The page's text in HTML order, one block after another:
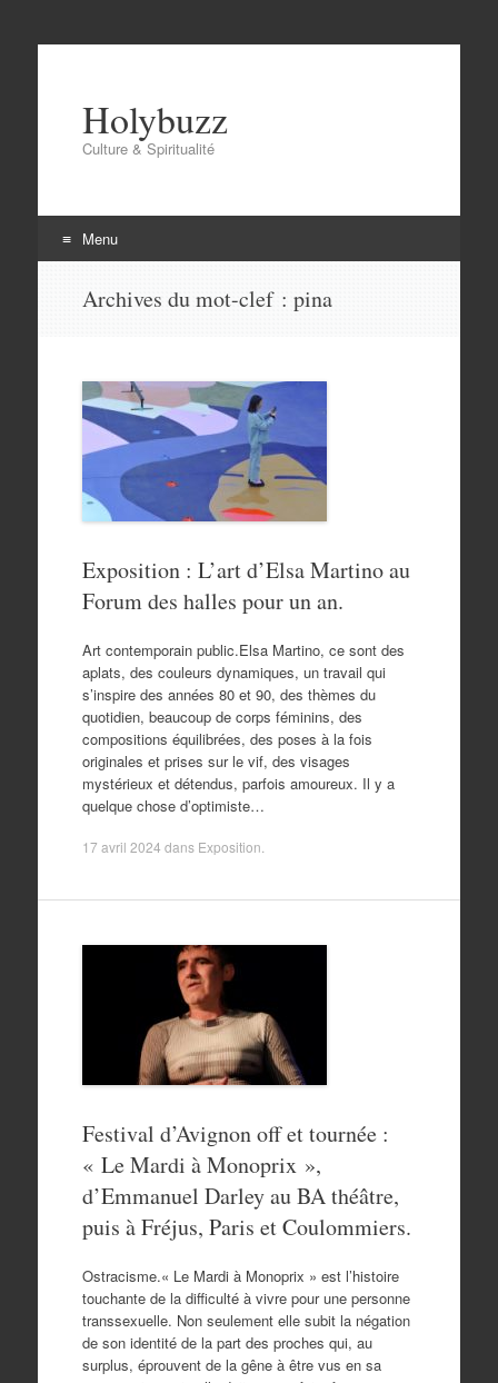
Holybuzz
Culture & Spiritualité
Menu
Archives du mot-clef : pina
Exposition : L’art d’Elsa Martino au
Forum des halles pour un an.
Art contemporain public.Elsa Martino, ce sont des
aplats, des couleurs dynamiques, un travail qui
s’inspire des années 80 et 90, des thèmes du
quotidien, beaucoup de corps féminins, des
compositions équilibrées, des poses à la fois
originales et prises sur le vif, des visages
mystérieux et détendus, parfois amoureux. Il y a
quelque chose d’optimiste…
17 avril 2024 dans Exposition
Festival d’Avignon off et tournée :
« Le Mardi à Monoprix »,
d’Emmanuel Darley au BA théâtre,
puis à Fréjus, Paris et Coulommiers.
Ostracisme.« Le Mardi à Monoprix » est l’histoire
touchante de la difficulté à vivre pour une personne
transsexuelle. Non seulement elle subit la négation
de son identité de la part des proches qui, au
surplus, éprouvent de la gêne à être vus en sa